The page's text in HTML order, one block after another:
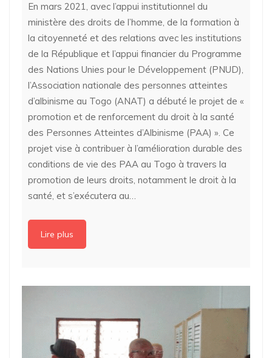
En mars 2021, avec l’appui institutionnel du
ministère des droits de l’homme, de la formation à
la citoyenneté et des relations avec les institutions
de la République et l’appui financier du Programme
des Nations Unies pour le Développement (PNUD),
l’Association nationale des personnes atteintes
d’albinisme au Togo (ANAT) a débuté le projet de «
promotion et de renforcement du droit à la santé
des Personnes Atteintes d’Albinisme (PAA) ». Ce
projet vise à contribuer à l’amélioration durable des
conditions de vie des PAA au Togo à travers la
promotion de leurs droits, notamment le droit à la
santé, et s’exécutera au…
Lire plus